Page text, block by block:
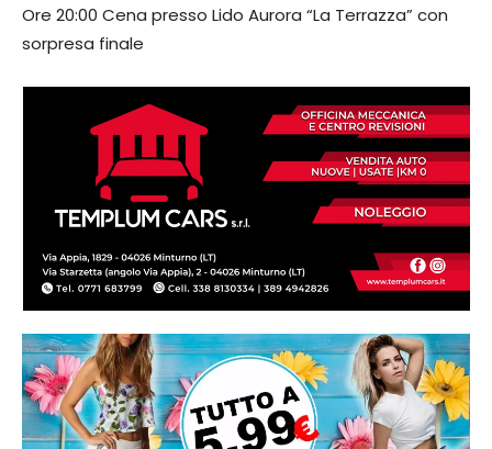
Ore 20:00 Cena presso Lido Aurora “La Terrazza” con
sorpresa finale